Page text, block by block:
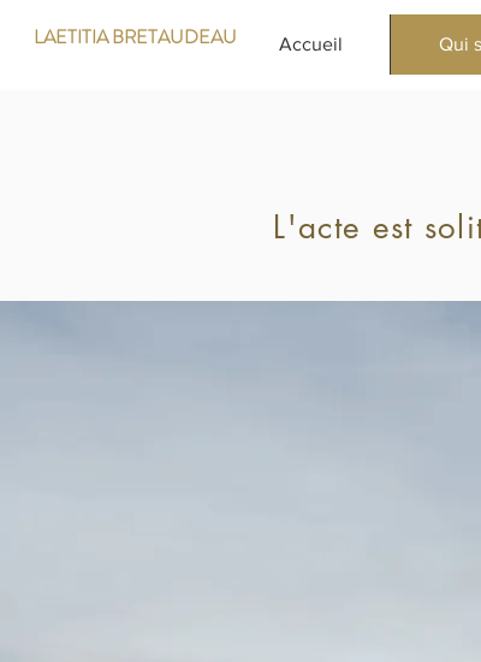
LAETITIA BRETAUDEAU Accueil Qui
L'acte est